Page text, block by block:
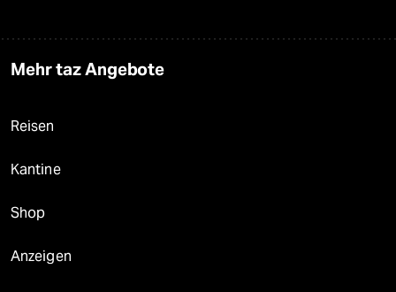
Mehr taz Angebote
Reisen
Kantine
Shop
Anzeigen